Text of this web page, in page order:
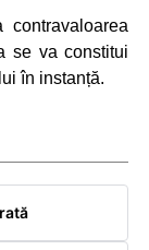
se va constitui
în instanță.